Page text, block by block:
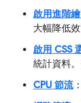
啟用進階
大幅降低效
啟用 CSS
統計資料。
CPU 節流